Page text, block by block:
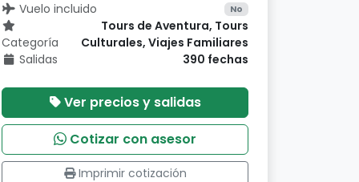
Vuelo incluido No
Categoría
Tours de Aventura, Tours
Culturales, Viajes Familiares
Salidas
390 fechas
Ver precios y salidas
Cotizar con asesor
Imprimir cotización